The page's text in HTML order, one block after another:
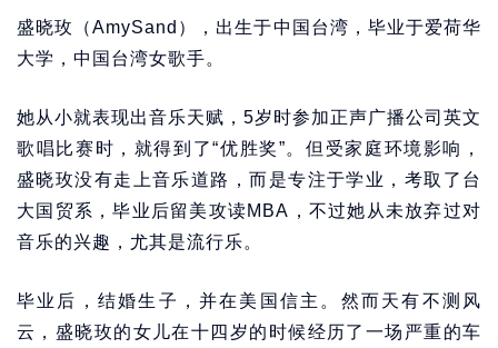
盛晓玫（AmySand），出生于中国台湾，毕业于爱荷华
大学，中国台湾女歌手。
她从小就表现出音乐天赋，5岁时参加正声广播公司英文
歌唱比赛时，就得到了“优胜奖”。但受家庭环境影响，
盛晓玫没有走上音乐道路，而是专注于学业，考取了台
大国贸系，毕业后留美攻读MBA，不过她从未放弃过对
音乐的兴趣，尤其是流行乐。
毕业后，结婚生子，并在美国信主。然而天有不测风
云，盛晓玫的女儿在十四岁的时候经历了一场严重的车